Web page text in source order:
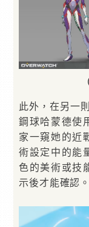
此外，在另一
鋼球哈蒙德使
家一窺她的近
術設定中的能
色的美術或技
示後才能確認。